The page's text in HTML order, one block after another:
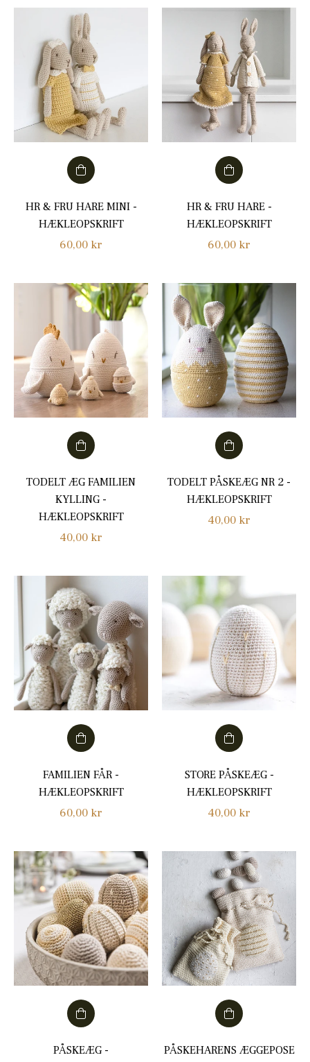
HR & FRU HARE MINI -
HÆKLEOPSKRIFT
Normalpris
60,00 kr
HR & FRU HARE -
HÆKLEOPSKRIFT
Normalpris
60,00 kr
TODELT ÆG FAMILIEN
KYLLING -
HÆKLEOPSKRIFT
Normalpris
40,00 kr
TODELT PÅSKEÆG NR 2 -
HÆKLEOPSKRIFT
Normalpris
40,00 kr
FAMILIEN FÅR -
HÆKLEOPSKRIFT
Normalpris
60,00 kr
STORE PÅSKEÆG -
HÆKLEOPSKRIFT
Normalpris
40,00 kr
PÅSKEÆG -
PÅSKEHARENS ÆGGEPOSE